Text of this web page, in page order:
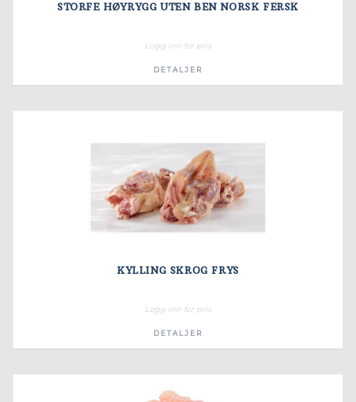
STORFE HØYRYGG UTEN BEN NORSK FERSK
Logg inn for pris
DETALJER
KYLLING SKROG FRYS
Logg inn for pris
DETALJER